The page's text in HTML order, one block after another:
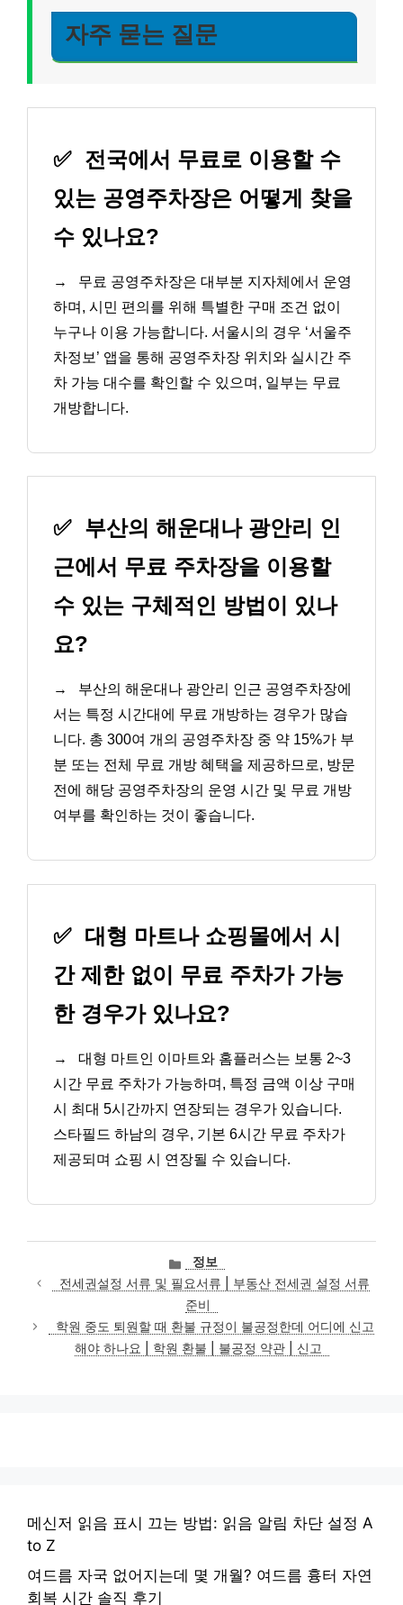
자주 묻는 질문
✅ 전국에서 무료로 이용할 수
있는 공영주차장은 어떻게 찾을
수 있나요?
→
무료 공영주차장은 대부분 지자체에서 운영
하며, 시민 편의를 위해 특별한 구매 조건 없이
누구나 이용 가능합니다. 서울시의 경우 ‘서울주
차정보’ 앱을 통해 공영주차장 위치와 실시간 주
차 가능 대수를 확인할 수 있으며, 일부는 무료
개방합니다.
✅ 부산의 해운대나 광안리 인
근에서 무료 주차장을 이용할
수 있는 구체적인 방법이 있나
요?
→
부산의 해운대나 광안리 인근 공영주차장에
서는 특정 시간대에 무료 개방하는 경우가 많습
니다. 총 300여 개의 공영주차장 중 약 15%가 부
분 또는 전체 무료 개방 혜택을 제공하므로, 방문
전에 해당 공영주차장의 운영 시간 및 무료 개방
여부를 확인하는 것이 좋습니다.
✅ 대형 마트나 쇼핑몰에서 시
간 제한 없이 무료 주차가 가능
한 경우가 있나요?
→
대형 마트인 이마트와 홈플러스는 보통 2~3
시간 무료 주차가 가능하며, 특정 금액 이상 구매
시 최대 5시간까지 연장되는 경우가 있습니다.
스타필드 하남의 경우, 기본 6시간 무료 주차가
제공되며 쇼핑 시 연장될 수 있습니다.
카
테
고
리
정보
전세권설정 서류 및 필요서류 | 부동산 전세권 설정 서류
준비
학원 중도 퇴원할 때 환불 규정이 불공정한데 어디에 신고
해야 하나요 | 학원 환불 | 불공정 약관 | 신고
메신저 읽음 표시 끄는 방법: 읽음 알림 차단 설정 A
to Z
여드름 자국 없어지는데 몇 개월? 여드름 흉터 자연
회복 시간 솔직 후기